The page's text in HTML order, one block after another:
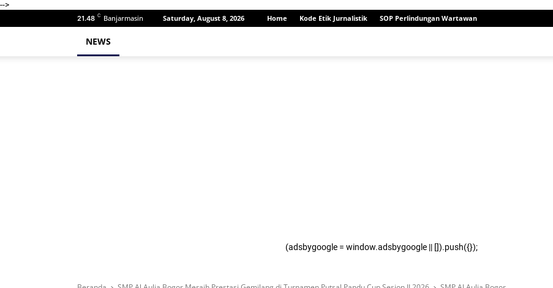
-->
21.48 C Banjarmasin Saturday, August 8, 2026 Home Kode Etik Jurnalistik SOP Perlindungan Wartawan
NEWS
(adsbygoogle = window.adsbygoogle || []).push({});